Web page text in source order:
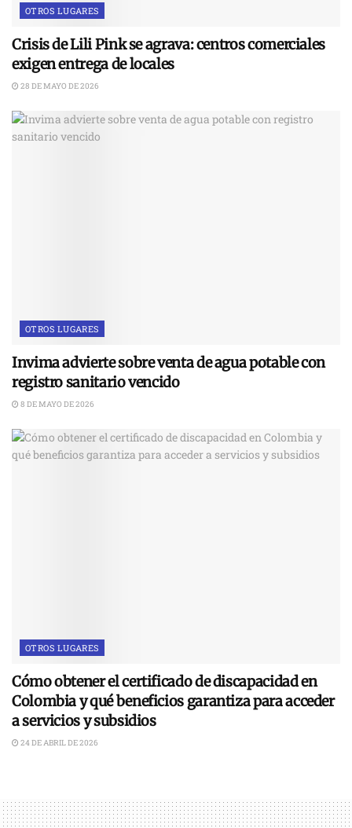
OTROS LUGARES
Crisis de Lili Pink se agrava: centros comerciales
exigen entrega de locales
28 DE MAYO DE 2026
OTROS LUGARES
Invima advierte sobre venta de agua potable con
registro sanitario vencido
8 DE MAYO DE 2026
OTROS LUGARES
Cómo obtener el certificado de discapacidad en
Colombia y qué beneficios garantiza para acceder
a servicios y subsidios
24 DE ABRIL DE 2026